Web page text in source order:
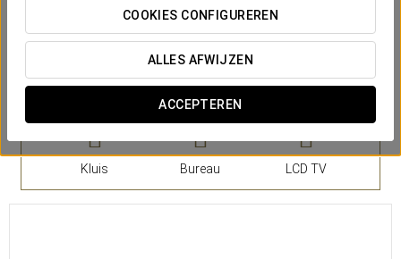
COOKIES CONFIGUREREN
ALLES AFWIJZEN
ACCEPTEREN
VERMELDENSWAARDIGE VOORZIENINGEN
Aantal kamers
Kluis Bureau LCD TV